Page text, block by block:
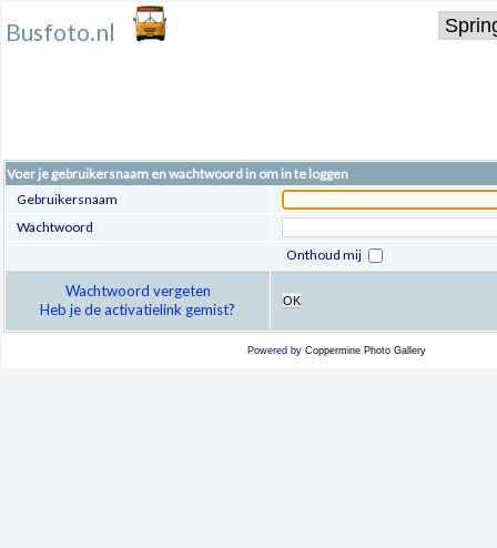
Busfoto.nl
Voer je gebruikersnaam en wachtwoord in om in te loggen
Gebruikersnaam
Wachtwoord
Onthoud mij
Wachtwoord vergeten
Heb je de activatielink gemist?
OK
Powered by Coppermine Photo Gallery